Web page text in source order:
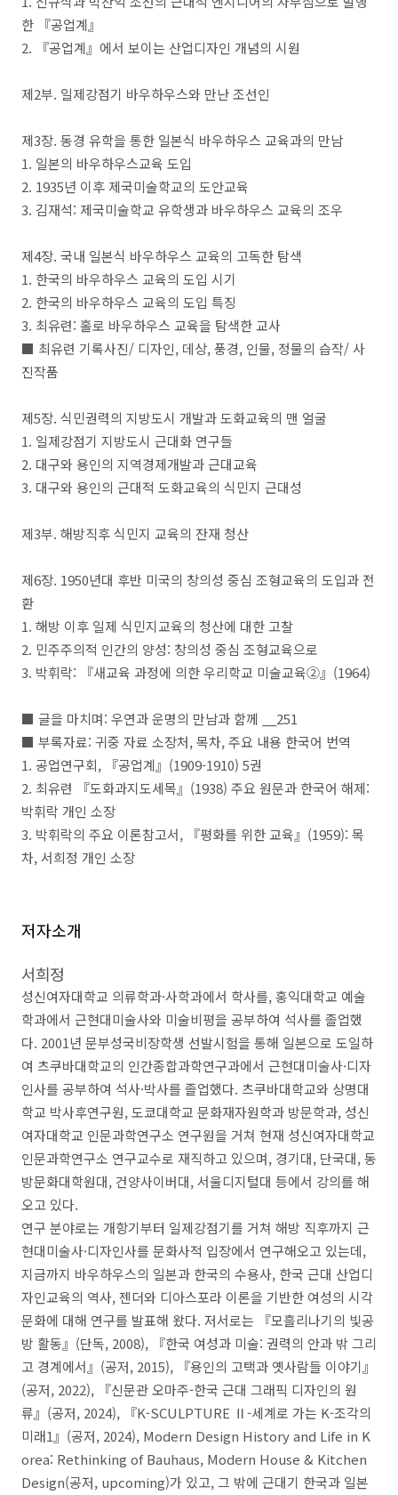
한
『공업계』
2.
『공업계』 에서 보이는 산업디자인 개념의 시원
제2부. 일제강점기 바우하우스와 만난 조선인
제3장. 동경 유학을 통한 일본식 바우하우스 교육과의 만남
1. 일본의 바우하우스교육 도입
2. 1935년 이후 제국미술학교의 도안교육
3. 김재석: 제국미술학교 유학생과 바우하우스 교육의 조우
제4장. 국내 일본식 바우하우스 교육의 고독한 탐색
1. 한국의 바우하우스 교육의 도입 시기
2. 한국의 바우하우스 교육의 도입 특징
3. 최유련: 홀로 바우하우스 교육을 탐색한 교사
■ 최유련 기록사진/ 디자인, 데상,풍경, 인물, 정물의 습작/사
진작품
제5장. 식민권력의 지방도시 개발과 도화교육의 맨 얼굴
1. 일제강점기 지방도시 근대화 연구들
2. 대구와 용인의 지역경제개발과 근대교육
3. 대구와 용인의 근대적 도화교육의 식민지 근대성
제3부. 해방직후 식민지 교육의 잔재 청산
제6장. 1950년대 후반 미국의 창의성 중심 조형교육의 도입과 전
환
1. 해방 이후 일제 식민지교육의 청산에 대한 고찰
2. 민주주의적 인간의 양성: 창의성 중심 조형교육으로
3. 박휘락: 『새교육 과정에 의한 우리학교 미술교육②』 (1964)
■ 글을 마치며: 우연과 운명의 만남과 함께
251
■ 부록자료: 귀중 자료 소장처,목차,주요 내용 한국어 번역
1. 공업연구회, 『공업계』 (1909-1910) 5권
2. 최유련 『도화과지도세목』 (1938) 주요 원문과 한국어 해제:
박휘락 개인 소장
3. 박휘락의 주요 이론참고서, 『평화를 위한 교육』 (1959): 목
차,서희정 개인 소장
저자소개
서희정
성신여자대학교 의류학과·사학과에서 학사를,홍익대학교 예술
학과에서 근현대미술사와 미술비평을 공부하여 석사를 졸업했
다. 2001년 문부성국비장학생 선발시험을 통해 일본으로 도일하
여 츠쿠바대학교의 인간종합과학연구과에서 근현대미술사·디자
인사를 공부하여 석사·박사를 졸업했다. 츠쿠바대학교와 상명대
학교 박사후연구원,도쿄대학교 문화재자원학과 방문학과, 성신
여자대학교 인문과학연구소 연구원을 거쳐 현재 성신여자대학교
인문과학연구소 연구교수로 재직하고 있으며, 경기대, 단국대,동
방문화대학원대,건양사이버대,서울디지털대 등에서 강의를 해
오고 있다.
연구 분야로는 개항기부터 일제강점기를 거쳐 해방 직후까지 근
현대미술사·디자인사를 문화사적 입장에서 연구해오고 있는데,
지금까지 바우하우스의 일본과 한국의 수용사, 한국 근대 산업디
자인교육의 역사,젠더와 디아스포라 이론을 기반한 여성의 시각
문화에 대해 연구를 발표해 왔다. 저서로는 『모흘리나기의 빛공
방 활동』 (단독, 2008), 『한국 여성과 미술: 권력의 안과 밖 그리
고 경계에서 』 (공저, 2015), 『용인의 고택과 옛사람들 이야기 』
(공저, 2022), 『신문관 오마주-한국 근대 그래픽 디자인의 원
류』 (공저, 2024), 『K-SCULPTURE Ⅱ-세계로 가는 K-조각의
미래1 』 (공저, 2024), Modern Design History and Life in K
orea: Rethinking of Bauhaus, Modern House & Kitchen
Design(공저, upcoming)가 있고,그 밖에 근대기 한국과 일본